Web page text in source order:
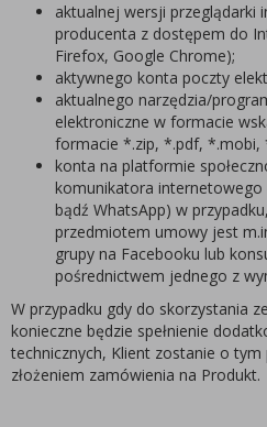
aktualnej wersji przeglądarki
producenta z dostępem do
Firefox, Google Chrome);
aktywnego konta poczty
aktualnego narzędzia/
elektroniczne w formacie
formacie *.zip, *.pdf, *.mobi,
konta na platformie
komunikatora internetowego
bądź WhatsApp) w
przedmiotem umowy jest
grupy na Facebooku lub
pośrednictwem jednego z
W przypadku gdy do skorzystania
konieczne będzie spełnienie
technicznych, Klient zostanie o
złożeniem zamówienia na Produkt.